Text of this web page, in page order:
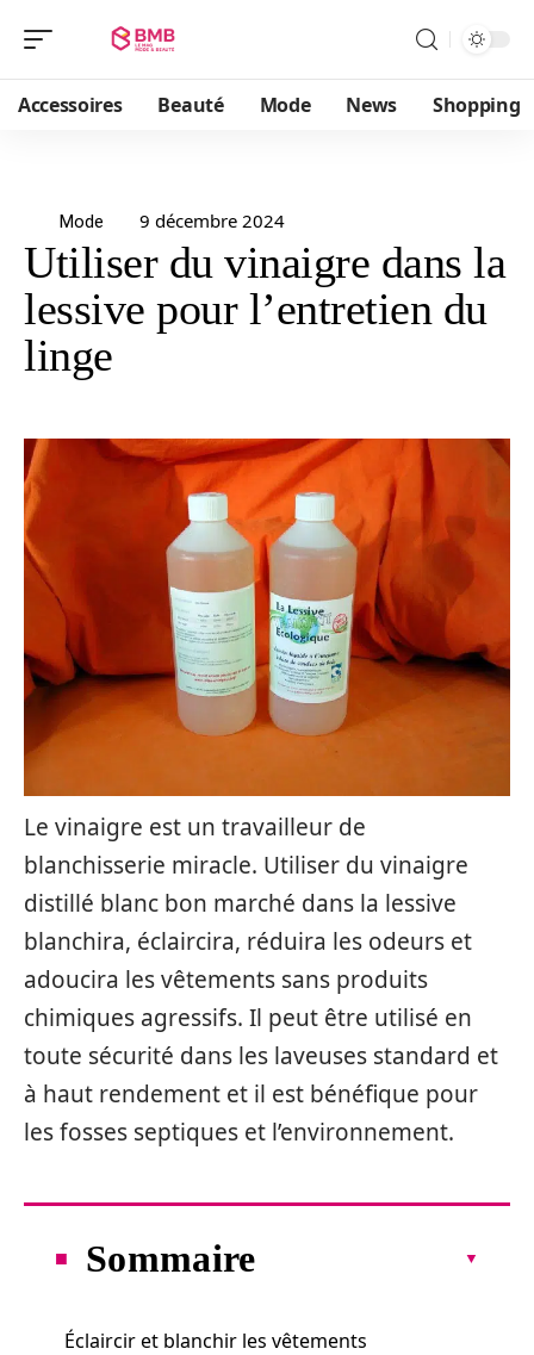
Accessoires Beauté Mode News Shopping
Mode 9 décembre 2024
Utiliser du vinaigre dans la
lessive pour l’entretien du
linge
Le vinaigre est un travailleur de
blanchisserie miracle. Utiliser du vinaigre
distillé blanc bon marché dans la lessive
blanchira, éclaircira, réduira les odeurs et
adoucira les vêtements sans produits
chimiques agressifs. Il peut être utilisé en
toute sécurité dans les laveuses standard et
à haut rendement et il est bénéfique pour
les fosses septiques et l’environnement.
Sommaire
Éclaircir et blanchir les vêtements